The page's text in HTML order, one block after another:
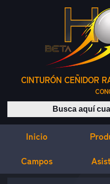
CINTURÓN CEÑIDOR
Inicio
Campos